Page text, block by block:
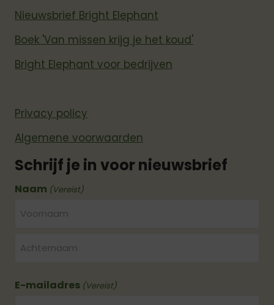
Nieuwsbrief Bright Elephant
Boek 'Van missen krijg je het koud'
Bright Elephant voor bedrijven
Privacy policy
Algemene voorwaarden
Schrijf je in voor nieuwsbrief
Naam (Vereist)
E-mailadres (Vereist)